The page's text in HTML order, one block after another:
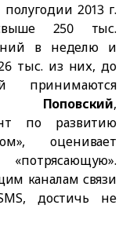
2013 г.
250 тыс.
в неделю и
тыс. из них, до
принимаются
Поповский,
по развитию
оценивает
каналам связи
достичь не